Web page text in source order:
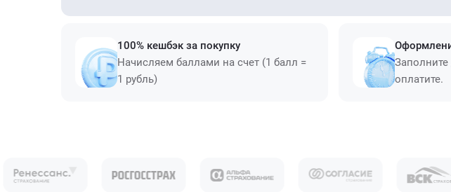
100% кешбэк за покупку
Начисляем баллами на счет (1 балл =
1 рубль)
оплатите.